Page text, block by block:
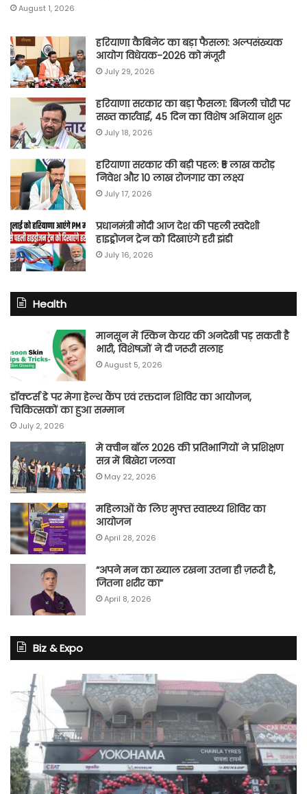
August 1, 2026
हरियाणा कैबिनेट का बड़ा फैसला: अल्पसंख्यक
आयोग विधेयक-2026 को मंजूरी
July 29, 2026
हरियाणा सरकार का बड़ा फैसला: बिजली चोरी पर
सख्त कार्रवाई, 45 दिन का विशेष अभियान शुरू
July 18, 2026
हरियाणा सरकार की बड़ी पहल: ₹5 लाख करोड़
निवेश और 10 लाख रोजगार का लक्ष्य
July 17, 2026
प्रधानमंत्री मोदी आज देश की पहली स्वदेशी
हाइड्रोजन ट्रेन को दिखाएंगे हरी झंडी
July 16, 2026
Health
मानसून में स्किन केयर की अनदेखी पड़ सकती है
भारी, विशेषज्ञों ने दी जरूरी सलाह
August 5, 2026
डॉक्टर्स डे पर मेगा हेल्थ कैंप एवं रक्तदान शिविर का आयोजन,
चिकित्सकों का हुआ सम्मान
July 2, 2026
मे क्वीन बॉल 2026 की प्रतिभागियों ने प्रशिक्षण
सत्र में बिखेरा जलवा
May 22, 2026
महिलाओं के लिए मुफ्त स्वास्थ्य शिविर का
आयोजन
April 28, 2026
“अपने मन का ख्याल रखना उतना ही ज़रूरी है,
जितना शरीर का”
April 8, 2026
Biz & Expo